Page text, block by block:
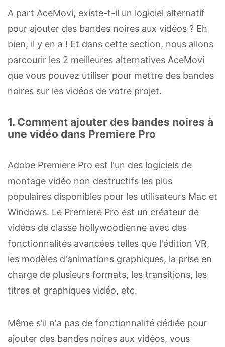
A part AceMovi, existe-t-il un logiciel alternatif
pour ajouter des bandes noires aux vidéos ? Eh
bien, il y en a ! Et dans cette section, nous allons
parcourir les 2 meilleures alternatives AceMovi
que vous pouvez utiliser pour mettre des bandes
noires sur les vidéos de votre projet.
1. Comment ajouter des bandes noires à
une vidéo dans Premiere Pro
Adobe Premiere Pro est l'un des logiciels de
montage vidéo non destructifs les plus
populaires disponibles pour les utilisateurs Mac et
Windows. Le Premiere Pro est un créateur de
vidéos de classe hollywoodienne avec des
fonctionnalités avancées telles que l'édition VR,
les modèles d'animations graphiques, la prise en
charge de plusieurs formats, les transitions, les
titres et graphiques vidéo, etc.
Même s'il n'a pas de fonctionnalité dédiée pour
ajouter des bandes noires aux vidéos, vous